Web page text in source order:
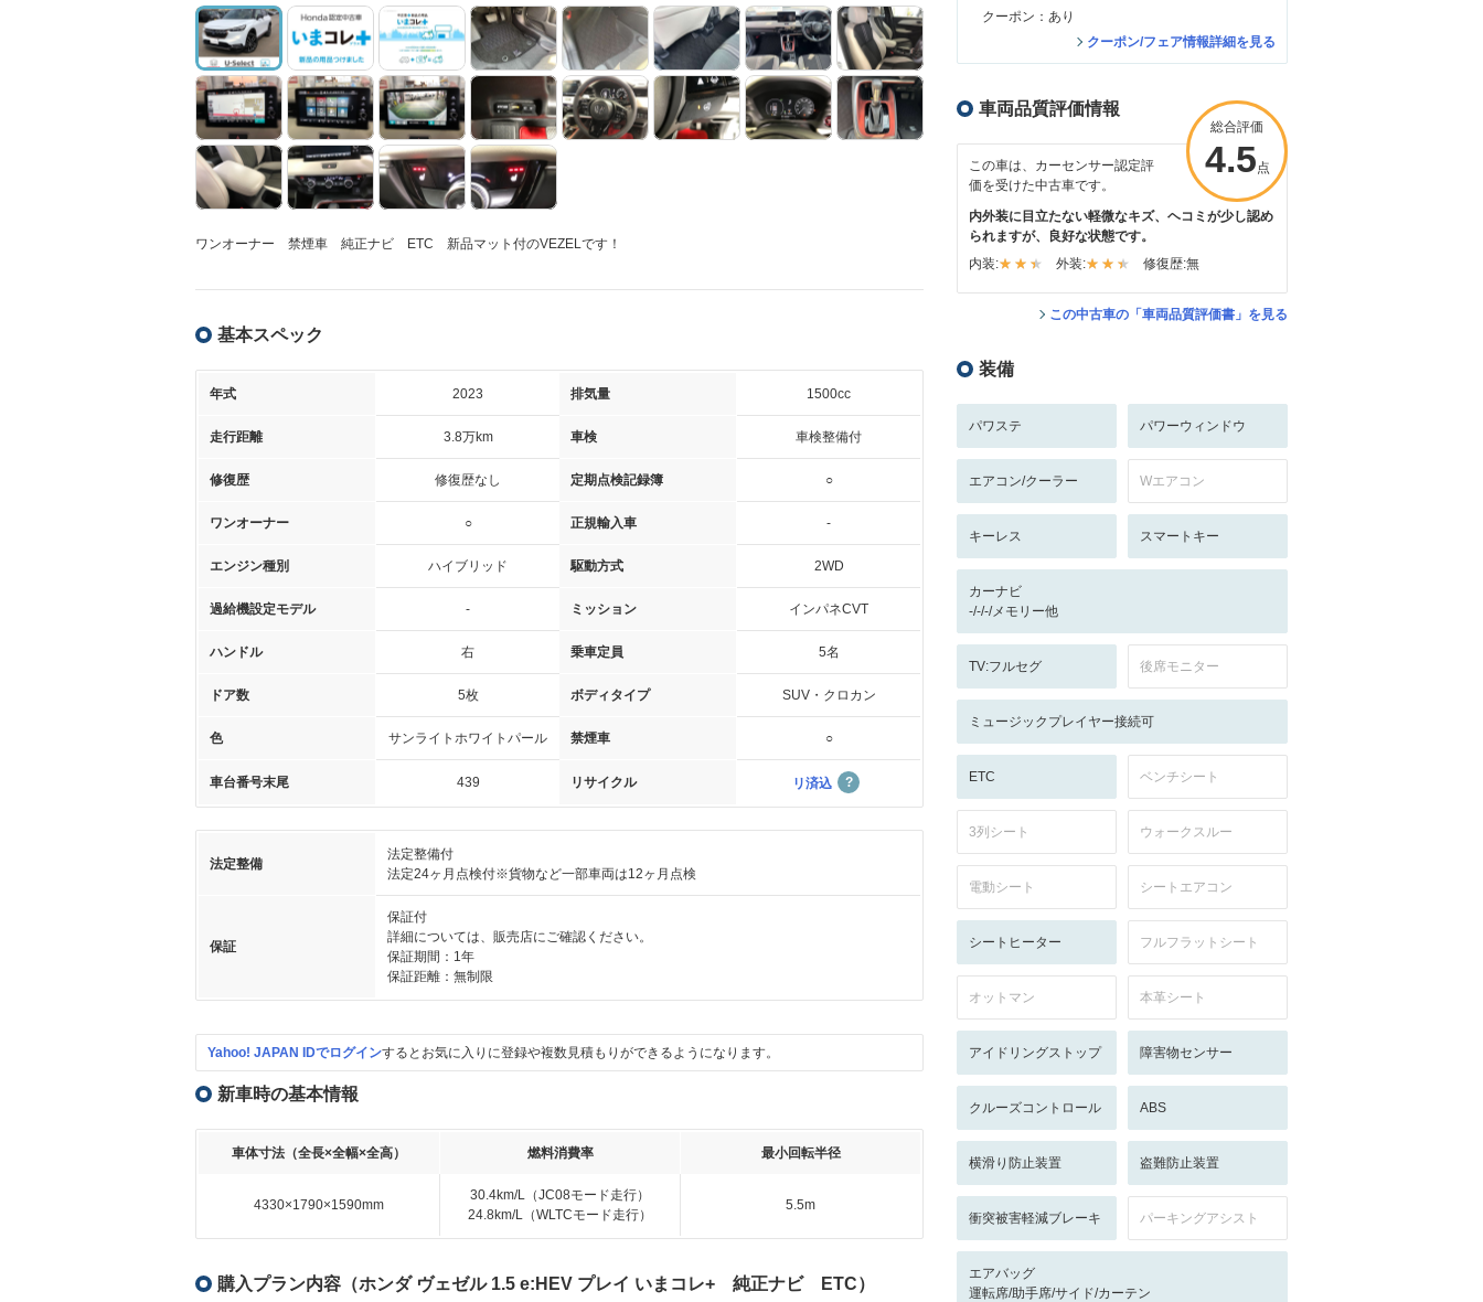
ワンオーナー 禁煙車 純正ナビ ETC 新品マット付のVEZELです！
基本スペック
年式 2023 排気量 1500cc
走行距離 3.8万km 車検 車検整備付
修復歴 修復歴なし 定期点検記録簿 ○
ワンオーナー ○ 正規輸入車 -
エンジン種別 ハイブリッド 駆動方式 2WD
過給機設定モデル - ミッション インパネCVT
ハンドル 右 乗車定員 5名
ドア数 5枚 ボディタイプ SUV・クロカン
色 サンライトホワイトパール 禁煙車 ○
車台番号末尾 439 リサイクル リ済込
法定整備
法定整備付
法定24ヶ月点検付※貨物など一部車両は12ヶ月点検
保証
保証付
詳細については、販売店にご確認ください。
保証期間：1年
保証距離：無制限
Yahoo! JAPAN IDでログインするとお気に入りに登録や複数見積もりができるようになります。
新車時の基本情報
車体寸法（全長×全幅×全高） 燃料消費率 最小回転半径
4330×1790×1590mm
30.4km/L（JC08モード走行）
24.8km/L（WLTCモード走行）
5.5m
購入プラン内容（ホンダ ヴェゼル 1.5 e:HEV プレイ いまコレ+ 純正ナビ ETC）
クーポン：あり
クーポン/フェア情報詳細を見る
車両品質評価情報
総合評価
4.5点
この車は、カーセンサー認定評
価を受けた中古車です。
内外装に目立たない軽微なキズ、ヘコミが少し認め
られますが、良好な状態です。
内装:
外装: 修復歴:無
この中古車の「車両品質評価書」を見る
装備
パワステ パワーウィンドウ
エアコン/クーラー Wエアコン
キーレス スマートキー
カーナビ
-/-/-/メモリー他
TV:フルセグ 後席モニター
ミュージックプレイヤー接続可
ETC ベンチシート
3列シート ウォークスルー
電動シート シートエアコン
シートヒーター フルフラットシート
オットマン 本革シート
アイドリングストップ 障害物センサー
クルーズコントロール ABS
横滑り防止装置 盗難防止装置
衝突被害軽減ブレーキ パーキングアシスト
エアバッグ
運転席/助手席/サイド/カーテン